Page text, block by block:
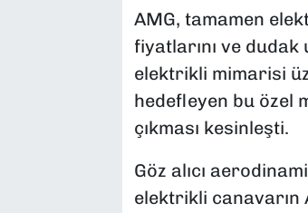
AMG, tamamen
fiyatlarını ve
elektrikli mimarisi
hedefleyen bu özel
çıkması kesinleşti.
Göz alıcı
elektrikli canavarın